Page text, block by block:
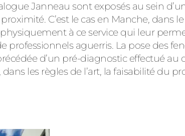
Janneau sont exposés au sein
C’est le cas en Manche, dans
à ce service qui leur
professionnels aguerris. La pose des
d’un pré-diagnostic effectué
les règles de l’art, la faisabilité du